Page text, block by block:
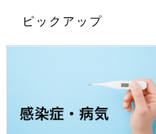
ピックアップ